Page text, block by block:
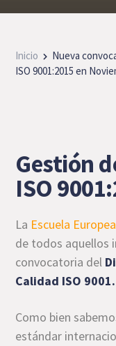
Inicio
Nueva
ISO 9001:2015 en
Gestión
ISO
La Escuela
de todos aquellos
convocatoria del
Calidad ISO 9001.
Como bien
estándar